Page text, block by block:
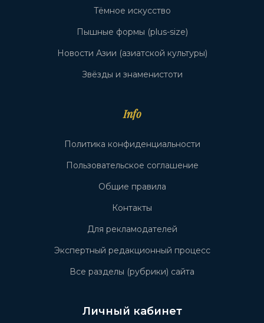
Тёмное искусство
Пышные формы (plus-size)
Новости Азии (азиатской культуры)
Звёзды и знаменистоти
Info
Политика конфиденциальности
Пользовательское соглашение
Общие правила
Контакты
Для рекламодателей
Экспертный редакционный процесс
Все разделы (рубрики) сайта
Личный кабинет